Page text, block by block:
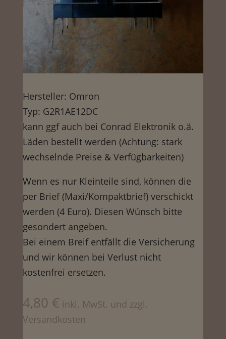
Hersteller: Omron
Typ: G2R1AE12DC
kann ggf auch bei Conrad Elektronik o.ä.
Läden bestellt werden (Achtung: stark
wechselnde Preise & Verfügbarkeiten)
Wenn es nur Kleinteile sind, können die
per Brief (Maxi/Kompaktbrief) verschickt
werden (4 Euro). Diesen Wúnsch bitte
gesondert angeben.
Bei einem Breif entfällt die Versicherung
und wir können bei Verlust nicht
kostenfrei ersetzen.
4,80 € inkl. MwSt. und zzgl.
Versandkosten